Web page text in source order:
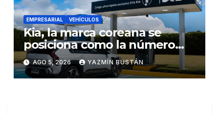
EMPRESARIAL VEHÍCULOS
Kia, la marca coreana se
posiciona como la número
uno en ventas de vehículos
eléctricos en Ecuador
durante julio
AGO 5, 2026 YAZMÍN BUSTÁN